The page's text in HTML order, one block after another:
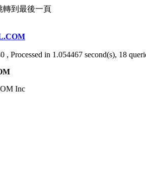
轉到最後一頁
, Processed in 1.054467 second(s), 18
Inc